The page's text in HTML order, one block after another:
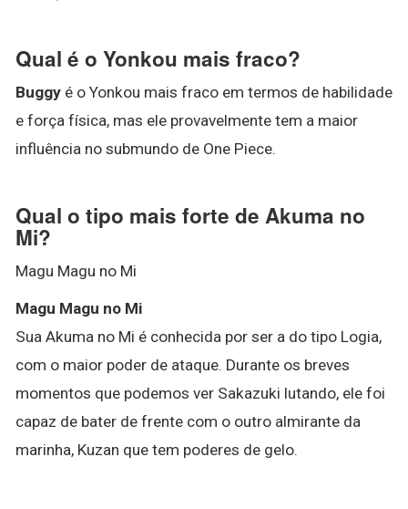
Qual é o Yonkou mais fraco?
Buggy é o Yonkou mais fraco em termos de habilidade
e força física, mas ele provavelmente tem a maior
influência no submundo de One Piece.
Qual o tipo mais forte de Akuma no
Mi?
Magu Magu no Mi
Magu Magu no Mi
Sua Akuma no Mi é conhecida por ser a do tipo Logia,
com o maior poder de ataque. Durante os breves
momentos que podemos ver Sakazuki lutando, ele foi
capaz de bater de frente com o outro almirante da
marinha, Kuzan que tem poderes de gelo.